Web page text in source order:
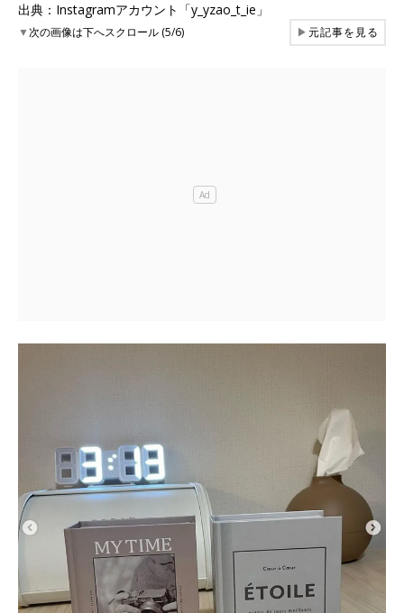
出典：Instagramアカウント「y_yzao_t_ie」
▼次の画像は下へスクロール (5/6) ▶元記事を見る